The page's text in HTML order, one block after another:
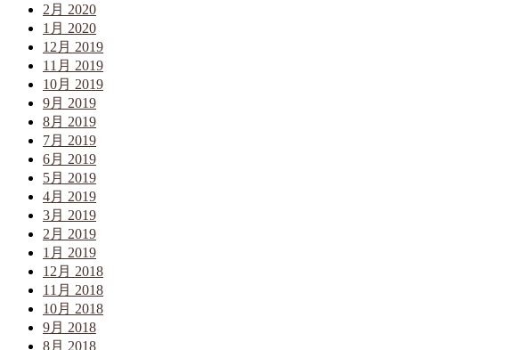
2月 2020
1月 2020
12月 2019
11月 2019
10月 2019
9月 2019
8月 2019
7月 2019
6月 2019
5月 2019
4月 2019
3月 2019
2月 2019
1月 2019
12月 2018
11月 2018
10月 2018
9月 2018
8月 2018